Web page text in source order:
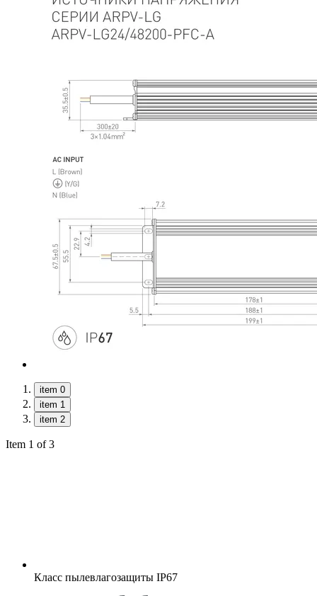
item 0
item 1
item 2
Item 1 of 3
Класс пылевлагозащиты IP67